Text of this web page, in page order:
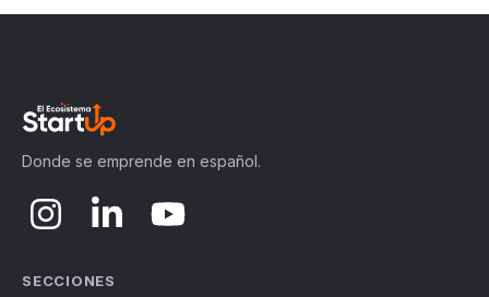
Donde se emprende en español.
SECCIONES